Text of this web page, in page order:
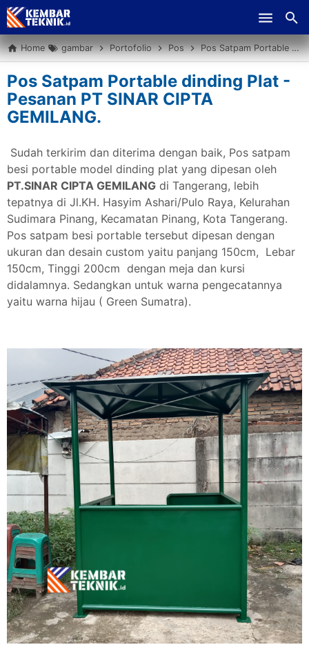
Home gambar Portofolio Pos Pos Satpam Portable dinding Plat - Pesanan PT SINAR CIPTA GEMILANG.
Pos Satpam Portable dinding Plat -
Pesanan PT SINAR CIPTA
GEMILANG.
Sudah terkirim dan diterima dengan baik, Pos satpam
besi portable model dinding plat yang dipesan oleh
PT.SINAR CIPTA GEMILANG di Tangerang, lebih
tepatnya di Jl.KH. Hasyim Ashari/Pulo Raya, Kelurahan
Sudimara Pinang, Kecamatan Pinang, Kota Tangerang.
Pos satpam besi portable tersebut dipesan dengan
ukuran dan desain custom yaitu panjang 150cm, Lebar
150cm, Tinggi 200cm dengan meja dan kursi
didalamnya. Sedangkan untuk warna pengecatannya
yaitu warna hijau ( Green Sumatra).